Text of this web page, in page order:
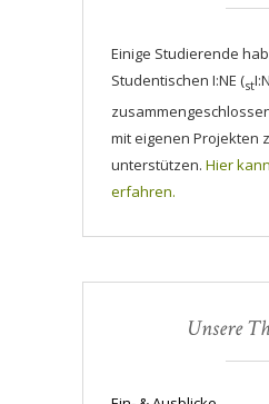
Einige Studierende
Studentischen I:NE (st
mit eigenen Projekten
unterstützen. Hier
erfahren.
Unsere